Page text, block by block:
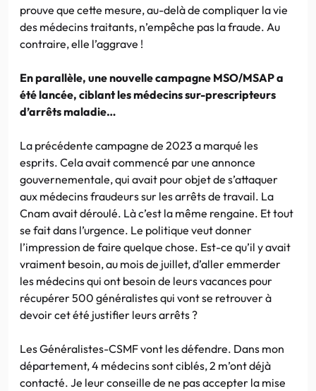
prouve que cette mesure, au-delà de compliquer la vie
des médecins traitants, n’empêche pas la fraude. Au
contraire, elle l’aggrave !
En parallèle, une nouvelle campagne MSO/MSAP a
été lancée, ciblant les médecins sur-prescripteurs
d’arrêts maladie…
La précédente campagne de 2023 a marqué les
esprits. Cela avait commencé par une annonce
gouvernementale, qui avait pour objet de s’attaquer
aux médecins fraudeurs sur les arrêts de travail. La
Cnam avait déroulé. Là c’est la même rengaine. Et tout
se fait dans l’urgence. Le politique veut donner
l’impression de faire quelque chose. Est-ce qu’il y avait
vraiment besoin, au mois de juillet, d’aller emmerder
les médecins qui ont besoin de leurs vacances pour
récupérer 500 généralistes qui vont se retrouver à
devoir cet été justifier leurs arrêts ?
Les Généralistes-CSMF vont les défendre. Dans mon
département, 4 médecins sont ciblés, 2 m’ont déjà
contacté. Je leur conseille de ne pas accepter la mise